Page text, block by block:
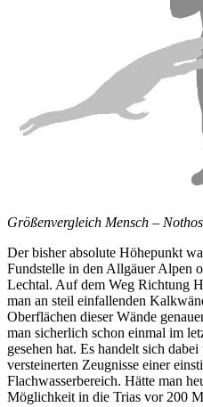
Größenvergleich Mensch –
Der bisher absolute Höhepunkt
Fundstelle in den Allgäuer Alpen
Lechtal. Auf dem Weg Richtung
man an steil einfallenden
Oberflächen dieser Wände
man sicherlich schon einmal im
gesehen hat. Es handelt sich
versteinerten Zeugnisse einer
Flachwasserbereich. Hätte man
Möglichkeit in die Trias vor 200